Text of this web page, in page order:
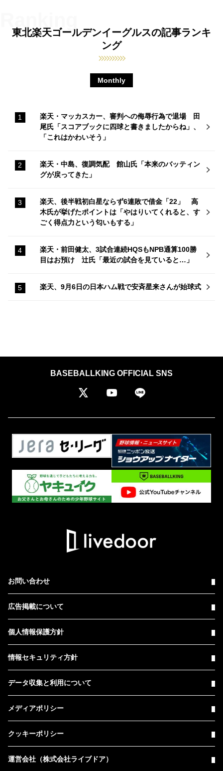
東北楽天ゴールデンイーグルスの記事ランキ
ング
Monthly
楽天・マッカスカー、審判への侮辱行為で退場 田
尾氏「スコアブックに四球と書きましたからね」、
「これはかわいそう」
楽天・中島、復調気配 館山氏「本来のバッティン
グが戻ってきた」
楽天、後半戦初白星ならず6連敗で借金「22」 高
木氏が挙げたポイントは「やはりいてくれると、す
ごく得点力という匂いもする」
楽天・前田健太、3試合連続HQSもNPB通算100勝
目はお預け 辻氏「最近の試合を見ていると…」
楽天、9月6日の日本ハム戦で安斉星来さんが始球式
BASEBALLKING OFFICIAL SNS
お問い合わせ
広告掲載について
個人情報保護方針
情報セキュリティ方針
データ収集と利用について
メディアポリシー
クッキーポリシー
運営会社（株式会社ライブドア）